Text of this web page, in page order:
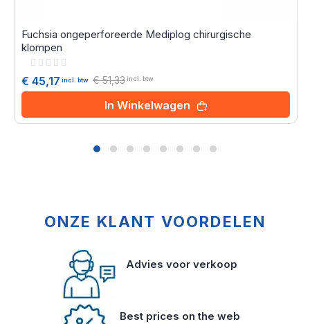
Fuchsia ongeperforeerde Mediplog chirurgische
klompen
Rating:
€ 45,17 incl. btw € 51,33incl. btw
In Winkelwagen
ONZE KLANT VOORDELEN
Advies voor verkoop
Best prices on the web